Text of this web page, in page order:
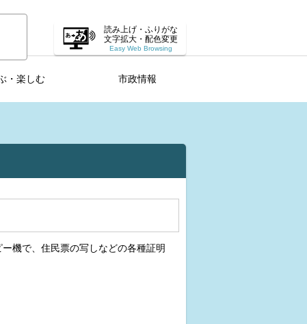
読み上げ・ふりがな
文字拡大・配色変更
Easy Web Browsing
・楽しむ 市政情報
機で、住民票の写しなどの各種証明